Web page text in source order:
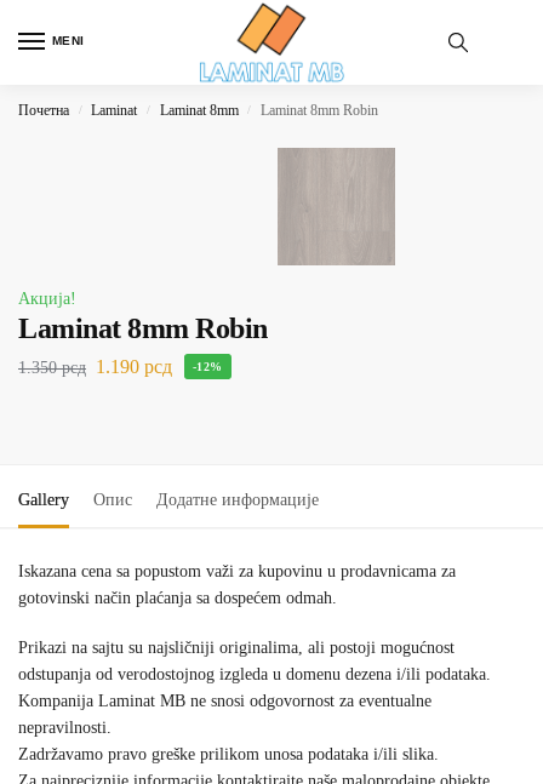
MENI
Почетна / Laminat / Laminat 8mm / Laminat 8mm Robin
Акција!
Laminat 8mm Robin
1.350рсд 1.190 рсд -12%
Gallery Опис Додатне информације
Iskazana cena sa popustom važi za kupovinu u prodavnicama za
gotovinski način plaćanja sa dospećem odmah.
Prikazi na sajtu su najsličniji originalima, ali postoji mogućnost
odstupanja od verodostojnog izgleda u domenu dezena i/ili podataka.
Kompanija Laminat MB ne snosi odgovornost za eventualne
nepravilnosti.
Zadržavamo pravo greške prilikom unosa podataka i/ili slika.